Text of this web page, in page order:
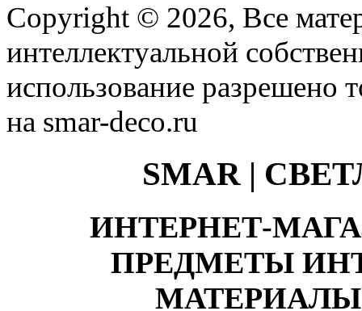
Copyright © 2026, Все
интеллектуальной
использование разрешено
на smar-deco.ru
SMAR |
ИНТЕРНЕТ-
ПРЕДМЕТЫ